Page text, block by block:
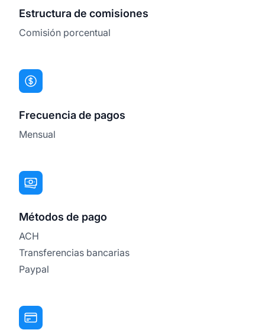
Estructura de comisiones
Comisión porcentual
Frecuencia de pagos
Mensual
Métodos de pago
ACH
Transferencias bancarias
Paypal